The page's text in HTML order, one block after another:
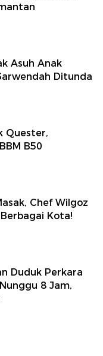
Asuh Anak
Ditunda
Quester,
B50
Chef Wilgoz
Kota!
Duduk Perkara
8 Jam,